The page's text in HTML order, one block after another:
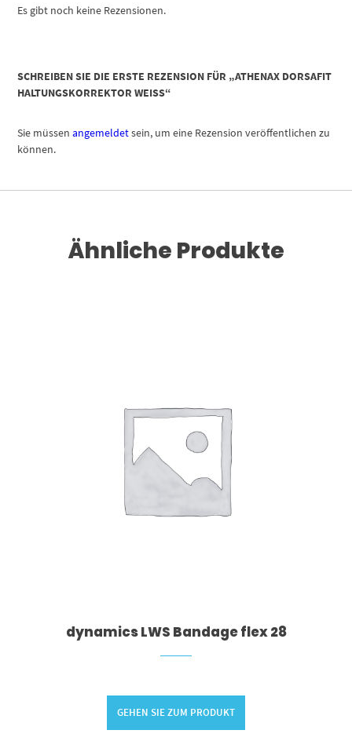
Es gibt noch keine Rezensionen.
SCHREIBEN SIE DIE ERSTE REZENSION FÜR „ATHENAX DORSAFIT
HALTUNGSKORREKTOR WEISS“
Sie müssenangemeldetsein, um eine Rezension veröffentlichen zu
können.
Ähnliche Produkte
dynamics LWS Bandage flex 28
GEHEN SIE ZUM PRODUKT